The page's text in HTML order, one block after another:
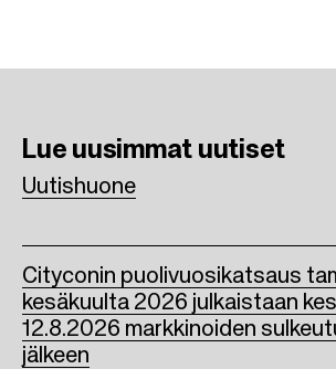
o
o
e
r
d
Lue uusimmat uutiset
Uutishuone
Cityconin puolivuosikatsaus
kesäkuulta 2026 julkaistaan
12.8.2026 markkinoiden
jälkeen